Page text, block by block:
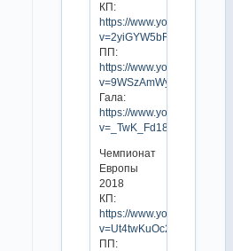
КП:
https://www.youtube.com/
v=2yiGYW5bRMw
ПП:
https://www.youtube.com/
v=9WSzAmWyZvs
Гала:
https://www.youtube.com/
v=_TwK_Fd18Pw
Чемпионат
Европы
2018
КП:
https://www.youtube.com/
v=Ut4twKuOc2c
ПП: